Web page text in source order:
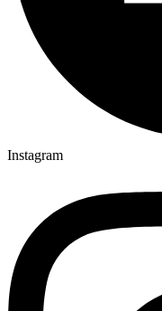
Instagram